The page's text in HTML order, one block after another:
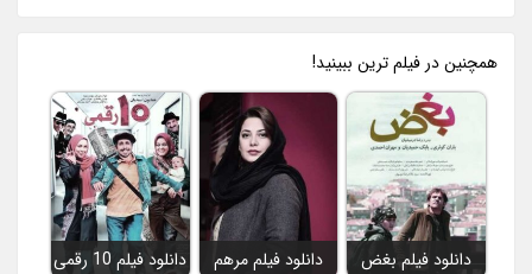
همچنين در فيلم ترين ببينيد!
دانلود فیلم بغض دانلود فیلم مرهم دانلود فیلم 10 رقمی